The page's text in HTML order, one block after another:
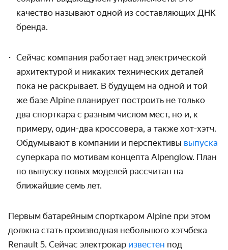
качество называют одной из составляющих ДНК
бренда.
Сейчас компания работает над электрической
архитектурой и никаких технических деталей
пока не раскрывает. В будущем на одной и той
же базе Alpine планирует построить не только
два спорткара с разным числом мест, но и, к
примеру, один-два кроссовера, а также хот-хэтч.
Обдумывают в компании и перспективы выпуска
суперкара по мотивам концепта Alpenglow. План
по выпуску новых моделей рассчитан на
ближайшие семь лет.
Первым батарейным спорткаром Alpine при этом
должна стать производная небольшого хэтчбека
Renault 5. Сейчас электрокар известен под